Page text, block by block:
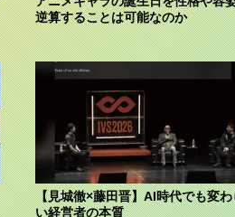
逆算することは可能なのか
【見城徹×藤田晋】AI時代でも変わ
い経営者の本質